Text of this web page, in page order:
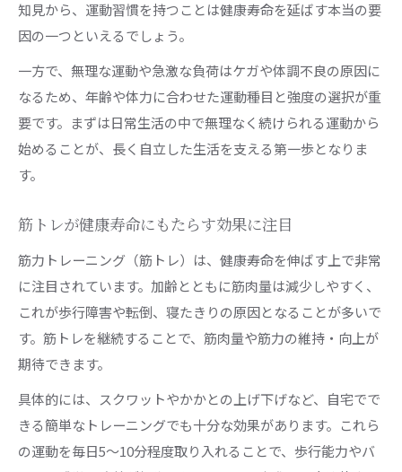
知見から、運動習慣を持つことは健康寿命を延ばす本当の要
因の一つといえるでしょう。
一方で、無理な運動や急激な負荷はケガや体調不良の原因に
なるため、年齢や体力に合わせた運動種目と強度の選択が重
要です。まずは日常生活の中で無理なく続けられる運動から
始めることが、長く自立した生活を支える第一歩となりま
す。
筋トレが健康寿命にもたらす効果に注目
筋力トレーニング（筋トレ）は、健康寿命を伸ばす上で非常
に注目されています。加齢とともに筋肉量は減少しやすく、
これが歩行障害や転倒、寝たきりの原因となることが多いで
す。筋トレを継続することで、筋肉量や筋力の維持・向上が
期待できます。
具体的には、スクワットやかかとの上げ下げなど、自宅でで
きる簡単なトレーニングでも十分な効果があります。これら
の運動を毎日5〜10分程度取り入れることで、歩行能力やバ